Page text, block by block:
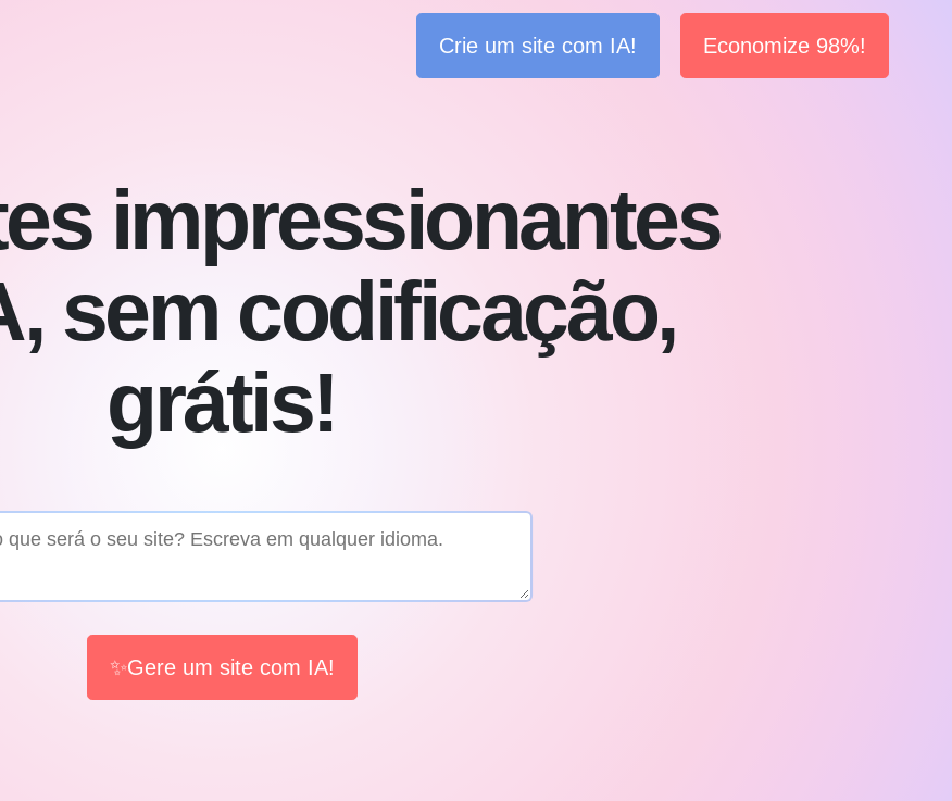
Crie um site com IA! Economize 98%!
impressionantes
sem codificação,
grátis!
✨Gere um site com IA!